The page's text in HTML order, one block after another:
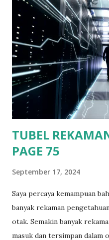
libur hari raya kurban dan
karena ituah banyak orang
Kalsel. Saat di Fery aku
samping ruangan kapten
telah terlihat dengan terang,
membuat bulan dan bintang
memandang ke langit
terlihat begitu indah.
ya...
TUBEL
PAGE 75
September 17, 2024
Saya percaya kemampuan
banyak rekaman
otak. Semakin banyak
masuk dan tersimpan dalam